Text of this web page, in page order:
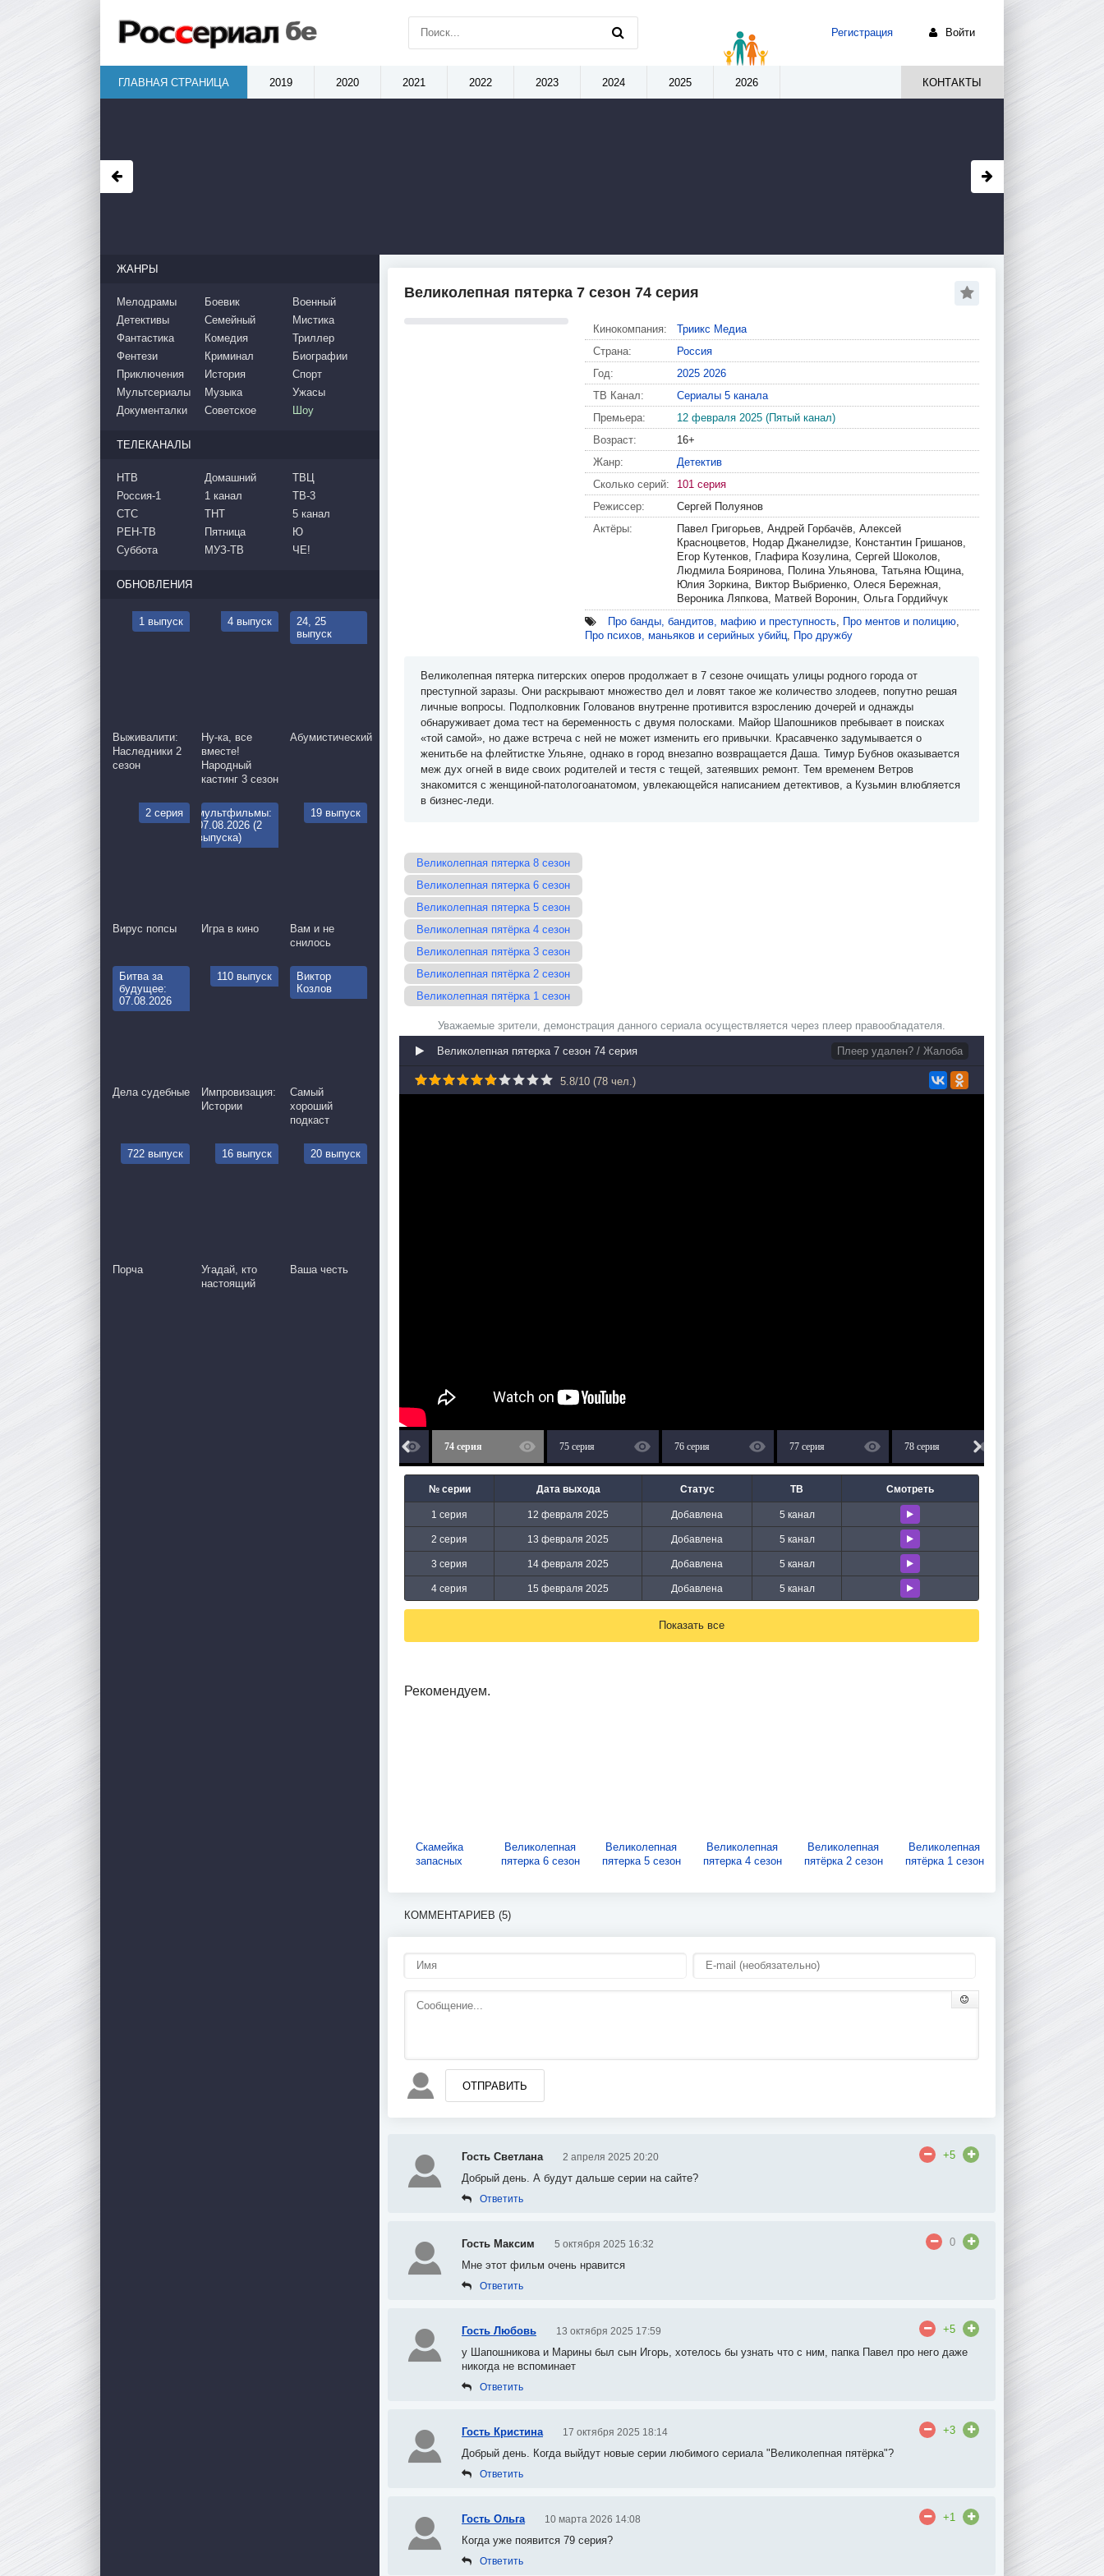
Великолепная пятерка 7 сезон 74 серия
Кинокомпания:
Триикс Медиа
Страна:
Россия
Год:
2025 2026
ТВ Канал:
Сериалы 5 канала
Премьера:
12 февраля 2025 (Пятый канал)
Возраст:
16+
Жанр:
Детектив
Сколько серий:
101 серия
Режиссер:
Сергей Полуянов
Актёры:
Павел Григорьев, Андрей Горбачёв, Алексей
Красноцветов, Нодар Джанелидзе, Константин Гришанов,
Егор Кутенков, Глафира Козулина, Сергей Шоколов,
Людмила Бояринова, Полина Ульянова, Татьяна Ющина,
Юлия Зоркина, Виктор Выбриенко, Олеся Бережная,
Вероника Ляпкова, Матвей Воронин, Ольга Гордийчук
Про банды, бандитов, мафию и преступность, Про ментов и полицию,
Про психов, маньяков и серийных убийц, Про дружбу
Великолепная пятерка питерских оперов продолжает в 7 сезоне очищать улицы родного города от
преступной заразы. Они раскрывают множество дел и ловят такое же количество злодеев, попутно решая
личные вопросы. Подполковник Голованов внутренне противится взрослению дочерей и однажды
обнаруживает дома тест на беременность с двумя полосками. Майор Шапошников пребывает в поисках
«той самой», но даже встреча с ней не может изменить его привычки. Красавченко задумывается о
женитьбе на флейтистке Ульяне, однако в город внезапно возвращается Даша. Тимур Бубнов оказывается
меж дух огней в виде своих родителей и тестя с тещей, затеявших ремонт. Тем временем Ветров
знакомится с женщиной-патологоанатомом, увлекающейся написанием детективов, а Кузьмин влюбляется
в бизнес-леди.
Великолепная пятерка 8 сезон
Великолепная пятерка 6 сезон
Великолепная пятерка 5 сезон
Великолепная пятёрка 4 сезон
Великолепная пятёрка 3 сезон
Великолепная пятёрка 2 сезон
Великолепная пятёрка 1 сезон
Уважаемые зрители, демонстрация данного сериала осуществляется через плеер правообладателя.
Великолепная пятерка 7 сезон 74 серия Плеер удален? / Жалоба
5.8/10 (78 чел.)
74 серия 75 серия 76 серия 77 серия 78 серия
№ серии Дата выхода Статус ТВ Смотреть
1 серия 12 февраля 2025 Добавлена 5 канал
2 серия 13 февраля 2025 Добавлена 5 канал
3 серия 14 февраля 2025 Добавлена 5 канал
4 серия 15 февраля 2025 Добавлена 5 канал
Показать все
Рекомендуем.
Скамейка
запасных
Великолепная
пятерка 6 сезон
Великолепная
пятерка 5 сезон
Великолепная
пятерка 4 сезон
Великолепная
пятёрка 2 сезон
Великолепная
пятёрка 1 сезон
КОММЕНТАРИЕВ (5)
ОТПРАВИТЬ
Гость Светлана 2 апреля 2025 20:20
+5
Добрый день. А будут дальше серии на сайте?
Ответить
Гость Максим 5 октября 2025 16:32
0
Мне этот фильм очень нравится
Ответить
Гость Любовь 13 октября 2025 17:59
+5
у Шапошникова и Марины был сын Игорь, хотелось бы узнать что с ним, папка Павел про него даже
никогда не вспоминает
Ответить
Гость Кристина 17 октября 2025 18:14
+3
Добрый день. Когда выйдут новые серии любимого сериала "Великолепная пятёрка"?
Ответить
Гость Ольга 10 марта 2026 14:08
+1
Когда уже появится 79 серия?
Ответить
ЖАНРЫ
Мелодрамы
Детективы
Фантастика
Боевик
Семейный
Комедия
Военный
Мистика
Триллер
Фентези
Приключения
Мультсериалы
Документалки
Криминал
История
Музыка
Советское
Биографии
Спорт
Ужасы
Шоу
ТЕЛЕКАНАЛЫ
НТВ
Россия-1
СТС
РЕН-ТВ
Суббота
Домашний
1 канал
ТНТ
Пятница
МУЗ-ТВ
ТВЦ
ТВ-3
5 канал
Ю
ЧЕ!
ОБНОВЛЕНИЯ
1 выпуск
Выживалити:
Наследники 2
сезон
4 выпуск
Ну-ка, все
вместе!
Народный
кастинг 3 сезон
24, 25
выпуск
Абумистический
2 серия
Вирус попсы
мультфильмы:
07.08.2026 (2
выпуска)
Игра в кино
19 выпуск
Вам и не
снилось
Битва за
будущее:
07.08.2026
Дела судебные
110 выпуск
Импровизация:
Истории
Виктор
Козлов
Самый
хороший
подкаст
722 выпуск
Порча
16 выпуск
Угадай, кто
настоящий
20 выпуск
Ваша честь
Регистрация Войти
ГЛАВНАЯ СТРАНИЦА 2019 2020 2021 2022 2023 2024 2025 2026 КОНТАКТЫ